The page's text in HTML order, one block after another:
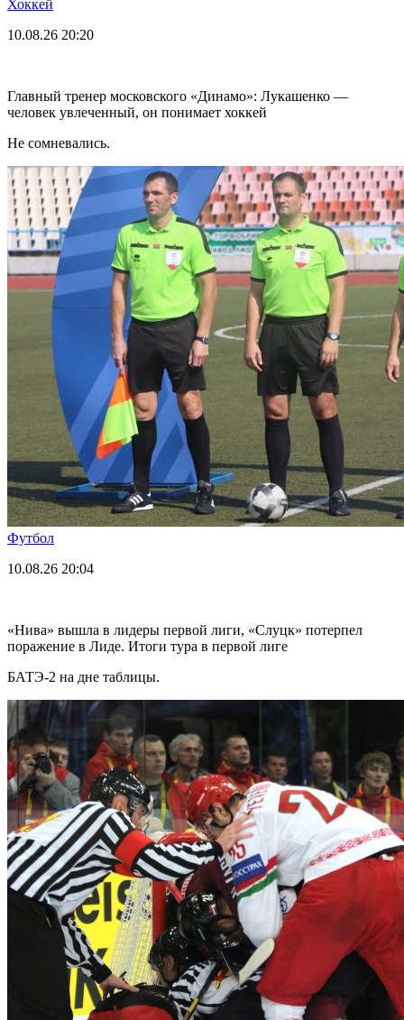
Хоккей
10.08.26 20:20
Главный тренер московского «Динамо»: Лукашенко —
человек увлеченный, он понимает хоккей
Не сомневались.
Футбол
10.08.26 20:04
«Нива» вышла в лидеры первой лиги, «Слуцк» потерпел
поражение в Лиде. Итоги тура в первой лиге
БАТЭ-2 на дне таблицы.